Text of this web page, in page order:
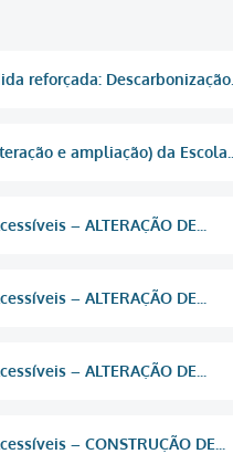
reforçada: Descarbonização...
e ampliação) da Escola...
– ALTERAÇÃO DE...
– ALTERAÇÃO DE...
– ALTERAÇÃO DE...
– CONSTRUÇÃO DE...